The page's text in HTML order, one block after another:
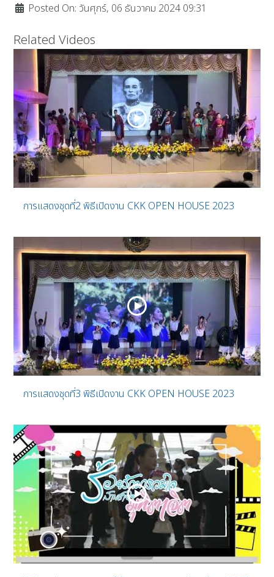
Posted On: วันศุกร์, 06 ธันวาคม 2024 09:31
Related Videos
การแสดงชุดที่2 พิธีเปิดงาน CKK OPEN HOUSE 2023
การแสดงชุดที่3 พิธีเปิดงาน CKK OPEN HOUSE 2023